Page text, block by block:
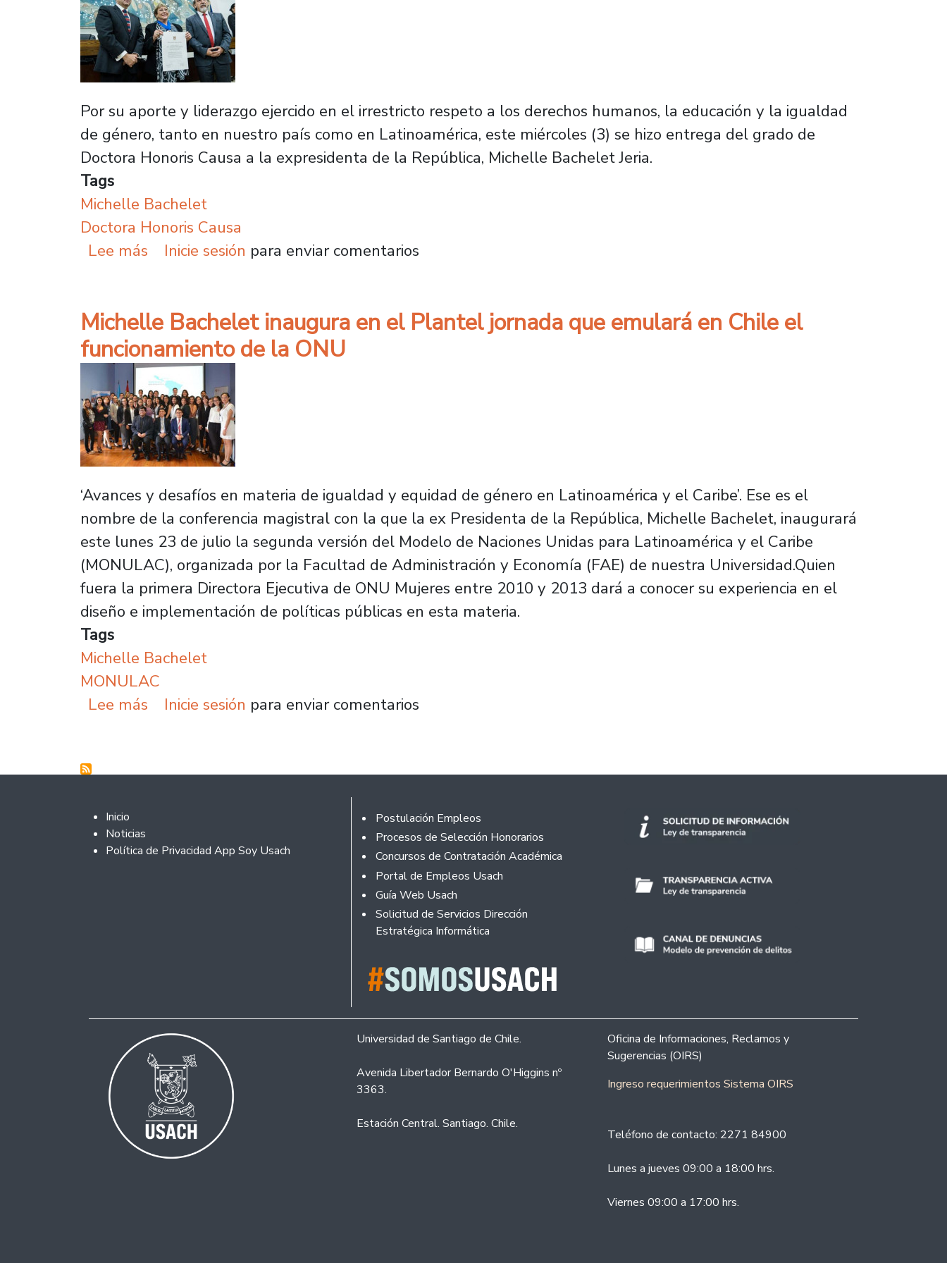
Por su aporte y liderazgo ejercido en el irrestricto respeto a los derechos humanos, la educación y la igualdad
de género, tanto en nuestro país como en Latinoamérica, este miércoles (3) se hizo entrega del grado de
Doctora Honoris Causa a la expresidenta de la República, Michelle Bachelet Jeria.
Tags
Michelle Bachelet
Doctora Honoris Causa
Lee más sobre Michelle Bachelet recibe grado de Doctora Honoris Causa: “Acepto pasar a formar parte de esta
Inicie sesión para enviar comentarios
Michelle Bachelet inaugura en el Plantel jornada que emulará en Chile el
funcionamiento de la ONU
‘Avances y desafíos en materia de igualdad y equidad de género en Latinoamérica y el Caribe’. Ese es el
nombre de la conferencia magistral con la que la ex Presidenta de la República, Michelle Bachelet, inaugurará
este lunes 23 de julio la segunda versión del Modelo de Naciones Unidas para Latinoamérica y el Caribe
(MONULAC), organizada por la Facultad de Administración y Economía (FAE) de nuestra Universidad.Quien
fuera la primera Directora Ejecutiva de ONU Mujeres entre 2010 y 2013 dará a conocer su experiencia en el
diseño e implementación de políticas públicas en esta materia.
Tags
Michelle Bachelet
MONULAC
Lee más sobre Michelle Bachelet inaugura en el Plantel jornada que emulará en Chile el funcionamiento de la ONU
Inicie sesión para enviar comentarios
Footer 2
Inicio
Noticias
Política de Privacidad App Soy Usach
Footer
Postulación Empleos
Procesos de Selección Honorarios
Concursos de Contratación Académica
Portal de Empleos Usach
Guía Web Usach
Solicitud de Servicios Dirección
Estratégica Informática
Universidad de Santiago de Chile.
Avenida Libertador Bernardo O'Higgins nº
3363.
Estación Central. Santiago. Chile.
Oficina de Informaciones, Reclamos y
Sugerencias (OIRS)
Ingreso requerimientos Sistema OIRS
Teléfono de contacto: 2271 84900
Lunes a jueves 09:00 a 18:00 hrs.
Viernes 09:00 a 17:00 hrs.